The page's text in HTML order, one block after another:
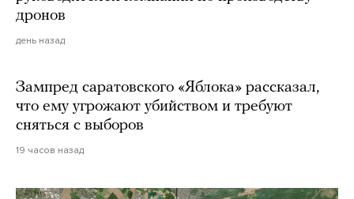
дронов
день назад
Зампред саратовского «Яблока» рассказал,
что ему угрожают убийством и требуют
сняться с выборов
19 часов назад